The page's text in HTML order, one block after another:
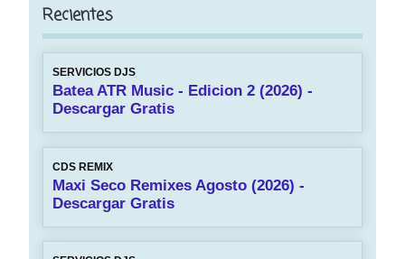
Recientes
SERVICIOS DJS
Batea ATR Music - Edicion 2 (2026) -
Descargar Gratis
CDS REMIX
Maxi Seco Remixes Agosto (2026) -
Descargar Gratis